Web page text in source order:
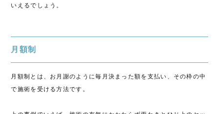
いえるでしょう。
月額制
月額制とは、お月謝のように毎月決まった額を支払い、その枠の中
で施術を受ける方法です。